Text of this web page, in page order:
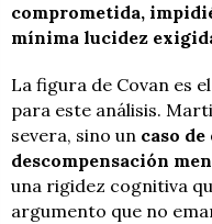
comprometida,
mínima lucidez
La figura de Covan es
para este análisis.
severa, sino un caso
descompensación
una rigidez cognitiva
argumento que no